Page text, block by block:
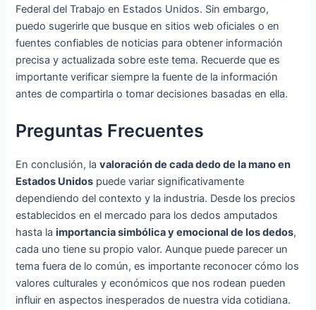
Federal del Trabajo en Estados Unidos. Sin embargo,
puedo sugerirle que busque en sitios web oficiales o en
fuentes confiables de noticias para obtener información
precisa y actualizada sobre este tema. Recuerde que es
importante verificar siempre la fuente de la información
antes de compartirla o tomar decisiones basadas en ella.
Preguntas Frecuentes
En conclusión, lavaloración de cada dedo de la mano en
Estados Unidos puede variar significativamente
dependiendo del contexto y la industria. Desde los precios
establecidos en el mercado para los dedos amputados
hasta laimportancia simbólica y emocional de los dedos,
cada uno tiene su propio valor. Aunque puede parecer un
tema fuera de lo común, es importante reconocer cómo los
valores culturales y económicos que nos rodean pueden
influir en aspectos inesperados de nuestra vida cotidiana.